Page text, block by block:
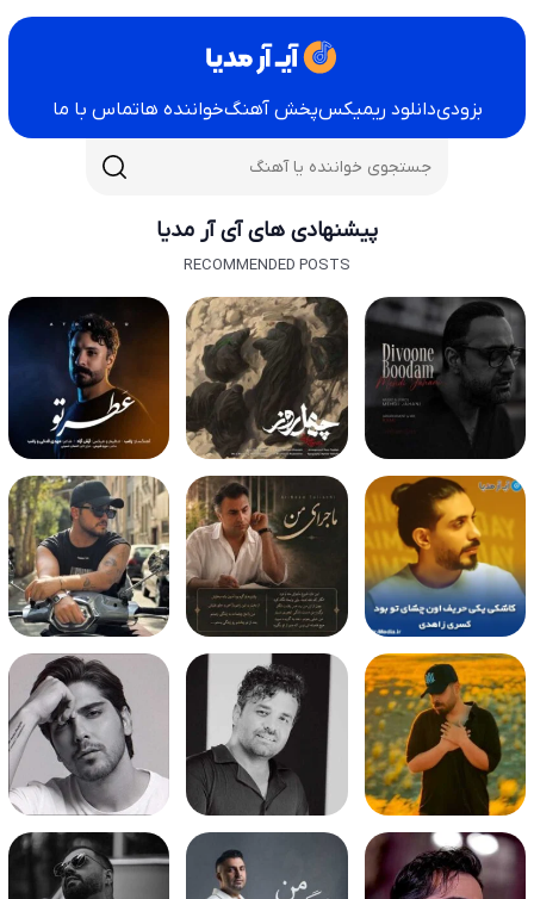
بزودیدانلود ریمیکسپخش آهنگخواننده هاتماس با ما
پیشنهادی های آی آر مدیا
RECOMMENDED POSTS